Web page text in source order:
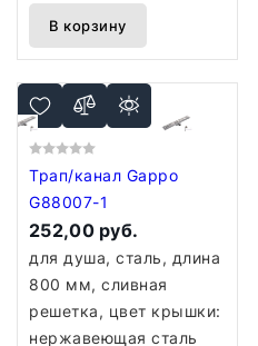
В корзину
Трап/канал Gappo
G88007-1
252,00 руб.
для душа, сталь, длина
800 мм, сливная
решетка, цвет крышки:
нержавеющая сталь